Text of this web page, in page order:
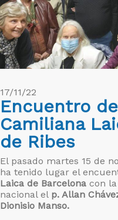
17/11/22
Encuentro
Camiliana
de Ribes
El pasado martes 15 de
ha tenido lugar el
Laica de Barcelona con
nacional el p. Allan
Dionisio Manso.